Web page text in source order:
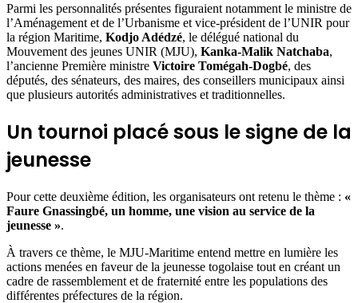
Parmi les personnalités présentes figuraient notamment le ministre de
l’Aménagement et de l’Urbanisme et vice-président de l’UNIR pour
la région Maritime, Kodjo Adédzé, le délégué national du
Mouvement des jeunes UNIR (MJU), Kanka-Malik Natchaba,
l’ancienne Première ministre Victoire Tomégah-Dogbé, des
députés, des sénateurs, des maires, des conseillers municipaux ainsi
que plusieurs autorités administratives et traditionnelles.
Un tournoi placé sous le signe de la
jeunesse
Pour cette deuxième édition, les organisateurs ont retenu le thème : «
Faure Gnassingbé, un homme, une vision au service de la
jeunesse ».
À travers ce thème, le MJU-Maritime entend mettre en lumière les
actions menées en faveur de la jeunesse togolaise tout en créant un
cadre de rassemblement et de fraternité entre les populations des
différentes préfectures de la région.